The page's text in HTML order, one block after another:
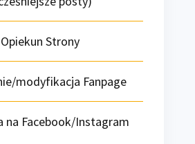
Opiekun Strony
modyfikacja Fanpage
na Facebook/Instagram